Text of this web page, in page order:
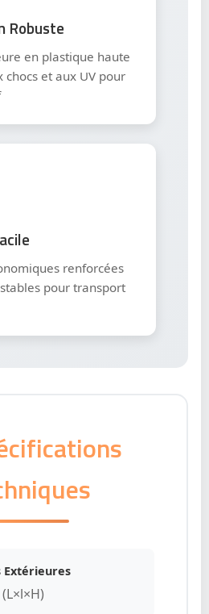
Robuste
en plastique haute
chocs et aux UV pour
renforcées
pour transport
Extérieures